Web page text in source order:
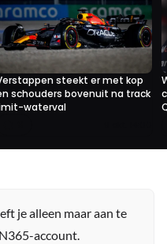
steekt er met kop
schouders bovenuit na track
waterval
je alleen maar aan te
account.